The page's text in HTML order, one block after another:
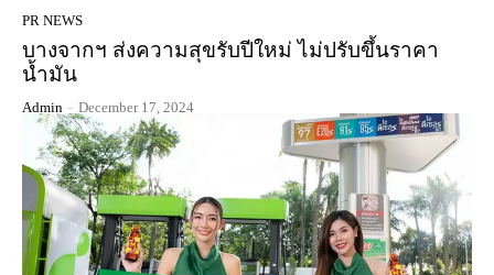
PR NEWS
บางจากฯ ส่งความสุขรับปีใหม่ ไม่ปรับขึ้นราคา
น้ำมัน
Admin - December 17, 2024